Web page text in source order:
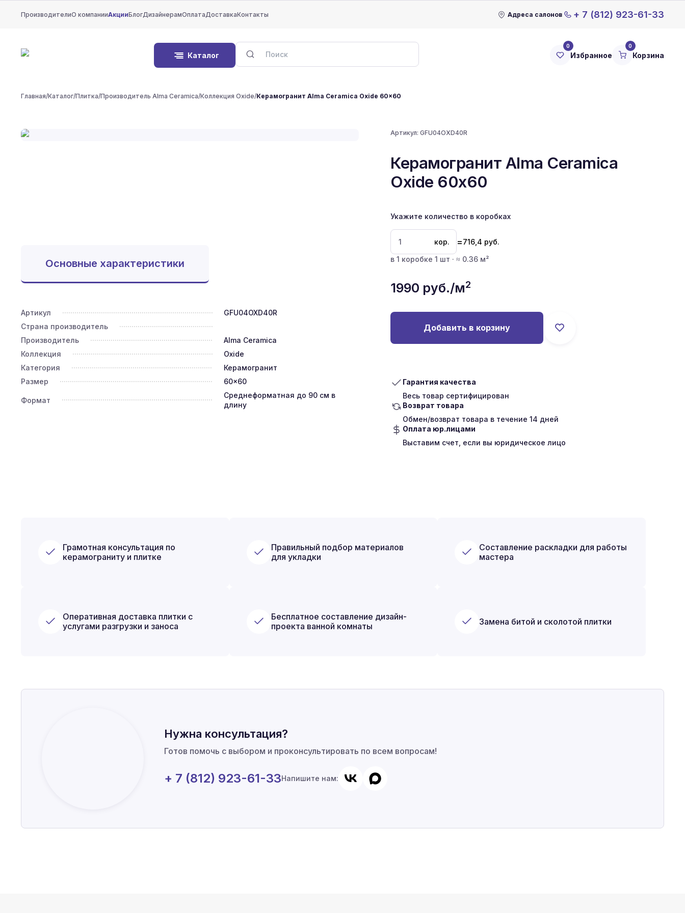
ПроизводителиО компанииАкцииБлогДизайнерамОплатаДоставкаКонтакты Адреса салонов + 7 (812) 923-61-33
Каталог
0
Избранное
0
Корзина
Главная/Каталог/Плитка/Производитель Alma Ceramica/Коллекция Oxide/Керамогранит Alma Ceramica Oxide 60x60
Артикул:GFU04OXD40R
Керамогранит Alma Ceramica
Oxide 60x60
Укажите количество в коробках
кор. =716,4 руб.
в 1 коробке 1 шт · ≈ 0.36 м²
1990 руб./м2
Добавить в корзину
Гарантия качества
Весь товар сертифицирован
Возврат товара
Обмен/возврат товара в течение 14 дней
Оплата юр.лицами
Выставим счет, если вы юридическое лицо
Основные характеристики
Артикул
GFU04OXD40R
Страна производитель
Производитель
Alma Ceramica
Коллекция
Oxide
Категория
Керамогранит
Размер
60x60
Формат
Среднеформатная до 90 см в
длину
Грамотная консультация по
керамограниту и плитке
Правильный подбор материалов
для укладки
Составление раскладки для работы
мастера
Оперативная доставка плитки с
услугами разгрузки и заноса
Бесплатное составление дизайн-
проекта ванной комнаты
Замена битой и сколотой плитки
Нужна консультация?
Готов помочь с выбором и проконсультировать по всем вопросам!
+ 7 (812) 923-61-33Напишите нам: